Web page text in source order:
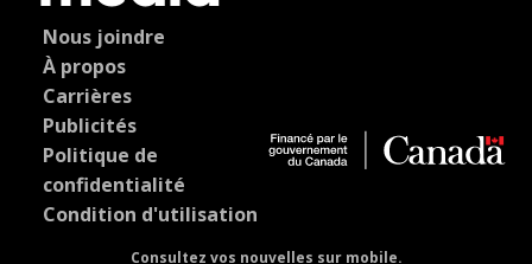
Nous joindre
À propos
Carrières
Publicités
Politique de
confidentialité
Condition d'utilisation
Consultez vos nouvelles sur mobile.